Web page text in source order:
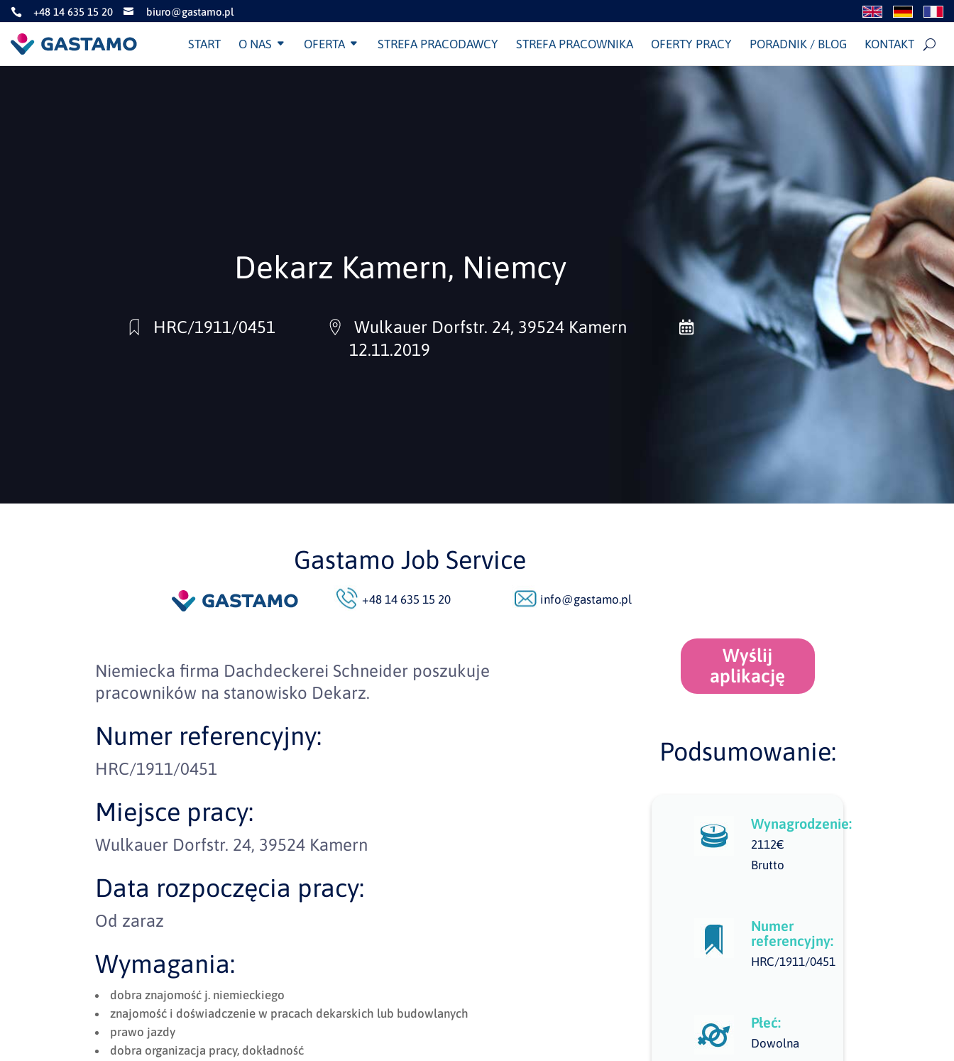
 +48 14 635 15 20  biuro@gastamo.pl
START O NAS OFERTA STREFA PRACODAWCY STREFA PRACOWNIKA OFERTY PRACY PORADNIK / BLOG KONTAKT
Dekarz Kamern, Niemcy
HRC/1911/0451
Wulkauer Dorfstr. 24, 39524 Kamern
12.11.2019
Gastamo Job Service
+48 14 635 15 20 info@gastamo.pl
Niemiecka firma Dachdeckerei Schneider poszukuje
pracowników na stanowisko Dekarz.
Numer referencyjny:
HRC/1911/0451
Miejsce pracy:
Wulkauer Dorfstr. 24, 39524 Kamern
Data rozpoczęcia pracy:
Od zaraz
Wymagania:
dobra znajomość j. niemieckiego
znajomość i doświadczenie w pracach dekarskich lub budowlanych
prawo jazdy
dobra organizacja pracy, dokładność
Wyślij
aplikację
Podsumowanie:
Wynagrodzenie:
2112€
Brutto
Numer
referencyjny:
HRC/1911/0451
Płeć:
Dowolna